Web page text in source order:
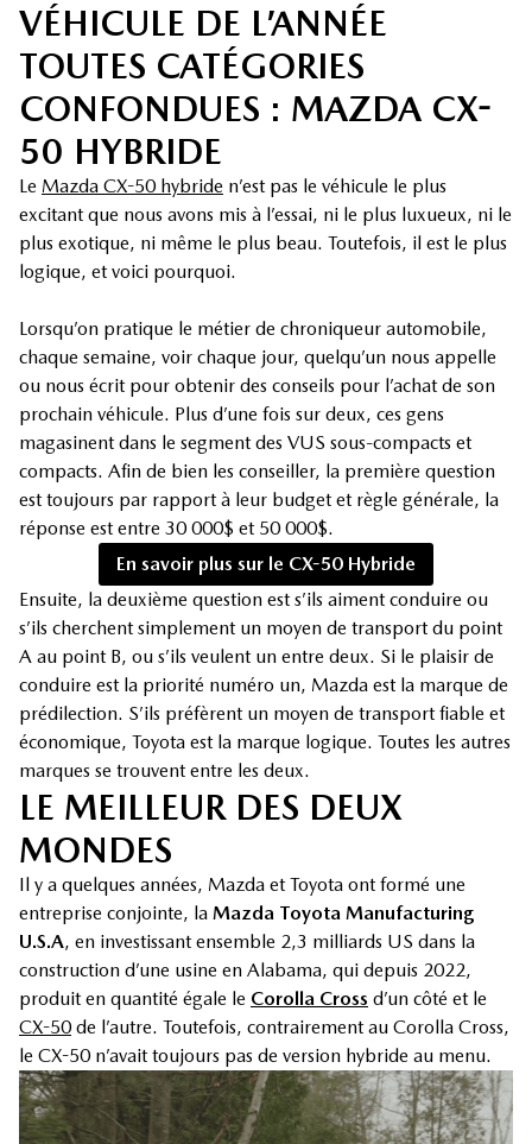
VÉHICULE DE L’ANNÉE
TOUTES CATÉGORIES
CONFONDUES : MAZDA CX-
50 HYBRIDE
Le Mazda CX-50 hybride n’est pas le véhicule le plus
excitant que nous avons mis à l’essai, ni le plus luxueux, ni le
plus exotique, ni même le plus beau. Toutefois, il est le plus
logique, et voici pourquoi.
Lorsqu’on pratique le métier de chroniqueur automobile,
chaque semaine, voir chaque jour, quelqu’un nous appelle
ou nous écrit pour obtenir des conseils pour l’achat de son
prochain véhicule. Plus d’une fois sur deux, ces gens
magasinent dans le segment des VUS sous-compacts et
compacts. Afin de bien les conseiller, la première question
est toujours par rapport à leur budget et règle générale, la
réponse est entre 30 000$ et 50 000$.
En savoir plus sur le CX-50 Hybride
Ensuite, la deuxième question est s’ils aiment conduire ou
s’ils cherchent simplement un moyen de transport du point
A au point B, ou s’ils veulent un entre deux. Si le plaisir de
conduire est la priorité numéro un, Mazda est la marque de
prédilection. S’ils préfèrent un moyen de transport fiable et
économique, Toyota est la marque logique. Toutes les autres
marques se trouvent entre les deux.
LE MEILLEUR DES DEUX
MONDES
Il y a quelques années, Mazda et Toyota ont formé une
entreprise conjointe, la Mazda Toyota Manufacturing
U.S.A, en investissant ensemble 2,3 milliards US dans la
construction d’une usine en Alabama, qui depuis 2022,
produit en quantité égale le Corolla Cross d’un côté et le
CX-50 de l’autre. Toutefois, contrairement au Corolla Cross,
le CX-50 n’avait toujours pas de version hybride au menu.